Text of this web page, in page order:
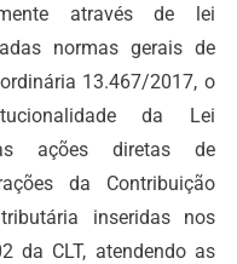
através de lei
normas gerais de
13.467/2017, o
da Lei
ações diretas de
da Contribuição
inseridas nos
da CLT, atendendo as